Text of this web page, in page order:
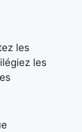
les
les